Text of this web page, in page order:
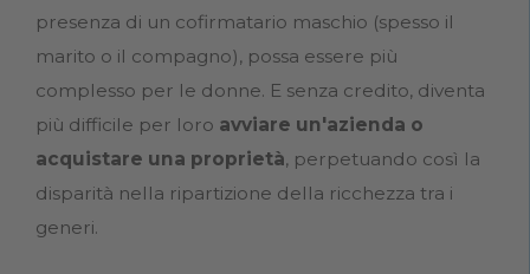
presenza di un cofirmatario maschio (spesso il
marito o il compagno), possa essere più
complesso per le donne. E senza credito, diventa
più difficile per loro avviare un'azienda o
acquistare una proprietà, perpetuando così la
disparità nella ripartizione della ricchezza tra i
generi.